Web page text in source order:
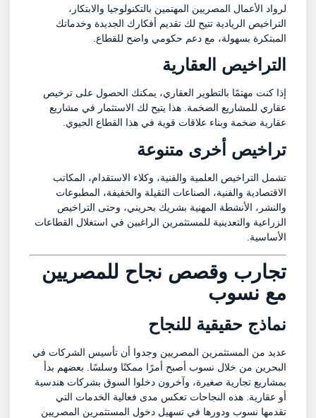
لرواد الأعمال المصريين المهتمين بالتكنولوجيا والابتكار،
التراخيص الريادية تتيح لك تقديم أفكارك الجديدة وخدماتك
المبتكرة بسهولة، مع دعم حكومي واضح للقطاع.
التراخيص العقارية
إذا كنت مهتمًا بالتطوير العقاري، يمكنك الحصول على ترخيص
عقاري للمشاريع الضخمة. هذا يتيح لك الاستثمار في مشاريع
عقارية ضخمة وبناء علاقات قوية في هذا القطاع الحيوي.
تراخيص أخرى متنوعة
تشمل التراخيص العلمية والفنية، وكلاء الاستقدام، المكاتب
الاقتصادية والفنية، الصناعات الثقيلة والخفيفة، المطبوعات
والنشر، الأنشطة المهنية بشريك بحريني، وحتى التراخيص
الزراعية والتعدينية للمستثمرين الراغبين في استغلال القطاعات
الأساسية.
تجارب وقصص نجاح للمصريين
مع نسوب
نماذج حقيقية للنجاح
عديد من المستثمرين المصريين وجدوا أن تأسيس الشركات في
البحرين من خلال نسوب أصبح أمرًا ممكنًا وسلسًا. بعضهم بدأ
بمشاريع تجارية صغيرة، وآخرون دخلوا السوق بشركات هندسية
أو عقارية. هذه النجاحات تعكس مدى فعالية الخدمات التي
تقدمها نسوب ودورها في تسهيل دخول المستثمرين المصريين